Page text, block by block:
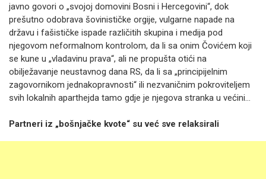
javno govori o „svojoj domovini Bosni i Hercegovini“, dok
prešutno odobrava šovinističke orgije, vulgarne napade na
državu i fašističke ispade različitih skupina i medija pod
njegovom neformalnom kontrolom, da li sa onim Čovićem koji
se kune u „vladavinu prava“, ali ne propušta otići na
obilježavanje neustavnog dana RS, da li sa „principijelnim
zagovornikom jednakopravnosti“ ili nezvaničnim pokroviteljem
svih lokalnih aparthejda tamo gdje je njegova stranka u većini...
Partneri iz „bošnjačke kvote“ su već sve relaksirali